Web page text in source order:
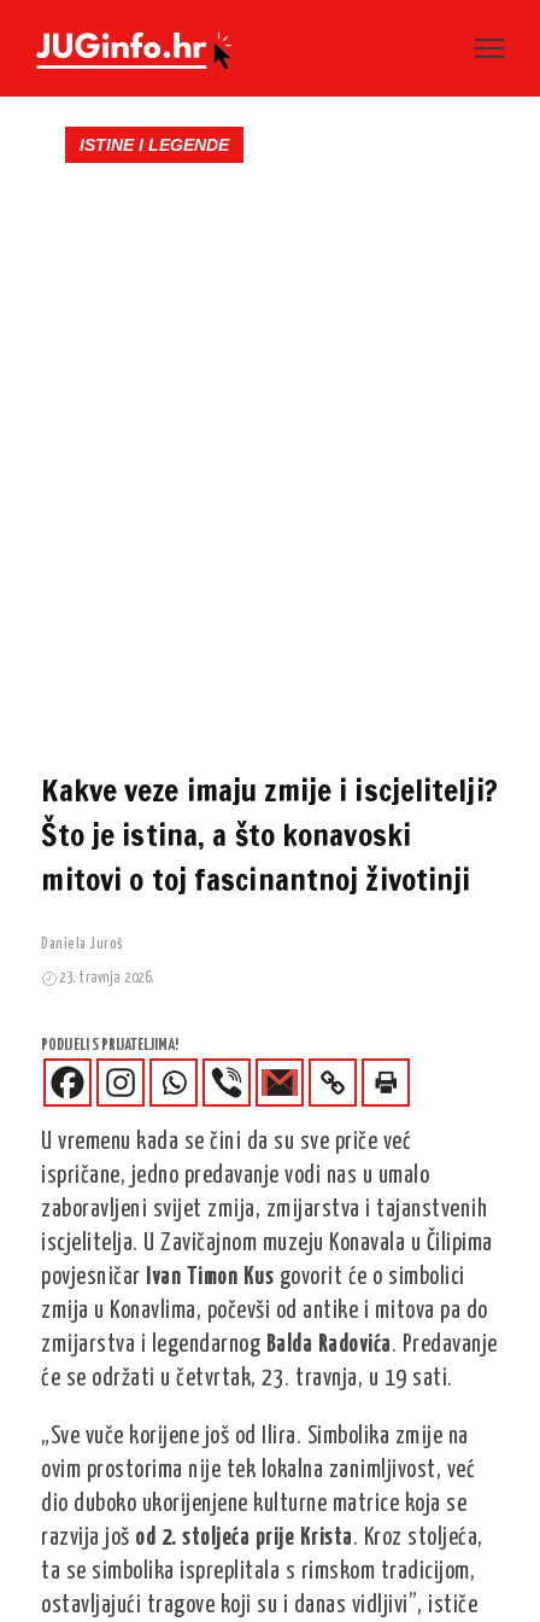
ISTINE I LEGENDE
Kakve veze imaju zmije i iscjelitelji?
Što je istina, a što konavoski
mitovi o toj fascinantnoj životinji
Daniela Juroš
23. travnja 2026.
PODIJELI S PRIJATELJIMA!
U vremenu kada se čini da su sve priče već
ispričane, jedno predavanje vodi nas u umalo
zaboravljeni svijet zmija, zmijarstva i tajanstvenih
iscjelitelja. U Zavičajnom muzeju Konavala u Čilipima
povjesničar Ivan Timon Kus govorit će o simbolici
zmija u Konavlima, počevši od antike i mitova pa do
zmijarstva i legendarnog Balda Radovića. Predavanje
će se održati u četvrtak, 23. travnja, u 19 sati.
„Sve vuče korijene još od Ilira. Simbolika zmije na
ovim prostorima nije tek lokalna zanimljivost, već
dio duboko ukorijenjene kulturne matrice koja se
razvija još od 2. stoljeća prije Krista. Kroz stoljeća,
ta se simbolika ispreplitala s rimskom tradicijom,
ostavljajući tragove koji su i danas vidljivi”, ističe